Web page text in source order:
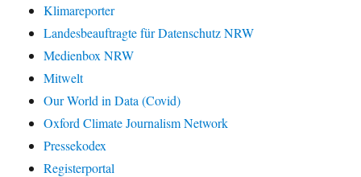
Klimareporter
Landesbeauftragte für Datenschutz NRW
Medienbox NRW
Mitwelt
Our World in Data (Covid)
Oxford Climate Journalism Network
Pressekodex
Registerportal